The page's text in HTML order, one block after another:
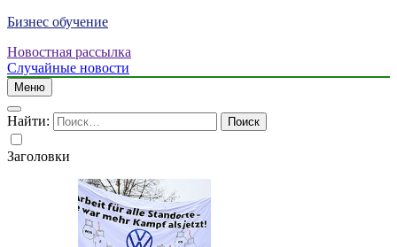
Бизнес обучение
Новостная рассылка
Случайные новости
Меню
Найти:
Заголовки